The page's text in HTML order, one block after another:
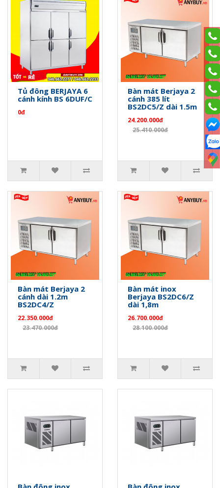
Tủ đông BERJAYA 6
cánh kính BS 6DUF/C
0đ
Bàn mát Berjaya 2
cánh 385 lít
BS2DC5/Z dài 1.5m
24.200.000đ
25.410.000đ
Bàn mát Berjaya 2
cánh dài 1.2m
BS2DC4/Z
22.350.000đ
23.470.000đ
Bàn mát inox
Berjaya BS2DC6/Z
dài 1,8m
26.700.000đ
28.100.000đ